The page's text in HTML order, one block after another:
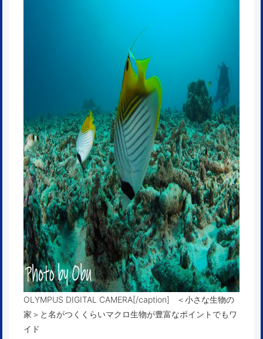
OLYMPUS DIGITAL CAMERA[/caption] ＜小さな生物の
家＞と名がつくくらいマクロ生物が豊富なポイントでもワ
イド